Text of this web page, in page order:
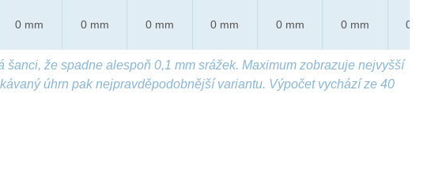
0 mm 0 mm 0 mm 0 mm 0 mm 0 mm 0 mm
šanci, že spadne alespoň 0,1 mm srážek. Maximum zobrazuje nejvyšší
úhrn pak nejpravděpodobnější variantu. Výpočet vychází ze 40